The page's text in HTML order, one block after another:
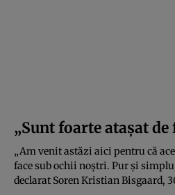
„Sunt foarte atașat
„Am venit astăzi aici pentru că
face sub ochii noștri. Pur și
declarat Soren Kristian Bisgaard,